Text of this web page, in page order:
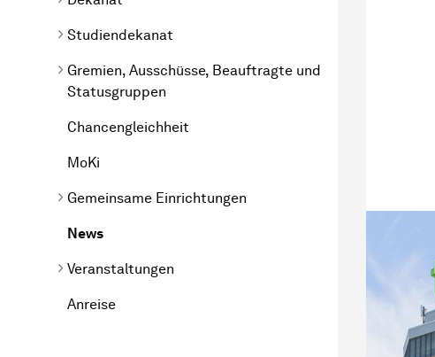
Studiendekanat
Gremien, Ausschüsse, Beauftragte und
Statusgruppen
Chancengleichheit
MoKi
Gemeinsame Einrichtungen
News
Veranstaltungen
Anreise